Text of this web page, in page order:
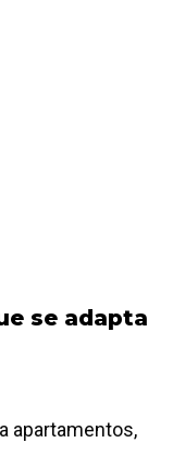
se adapta
apartamentos,